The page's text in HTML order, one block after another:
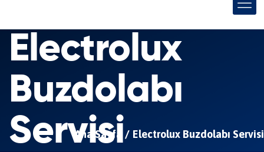
Electrolux
Buzdolabı
Servisi
Ana Sayfa Electrolux Buzdolabı Servisi